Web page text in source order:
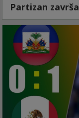
Partizan